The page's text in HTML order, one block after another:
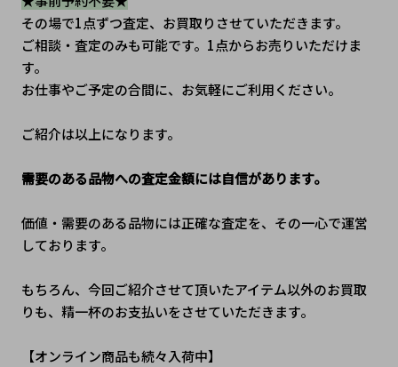
その場で1点ずつ査定、お買取りさせていただきます。
ご相談・査定のみも可能です。1点からお売りいただけま
す。
お仕事やご予定の合間に、お気軽にご利用ください。
ご紹介は以上になります。
需要のある品物への査定金額には自信があります。
価値・需要のある品物には正確な査定を、その一心で運営
しております。
もちろん、今回ご紹介させて頂いたアイテム以外のお買取
りも、精一杯のお支払いをさせていただきます。
【オンライン商品も続々入荷中】